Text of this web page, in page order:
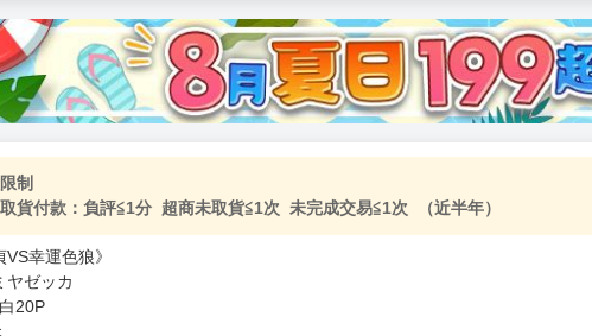
( 共
(加購品) 買動漫★《$15元-加固紙箱包裝》